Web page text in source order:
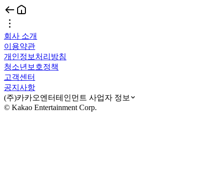
회사 소개
이용약관
개인정보처리방침
청소년보호정책
고객센터
공지사항
(주)카카오엔터테인먼트 사업자 정보
© Kakao Entertainment Corp.